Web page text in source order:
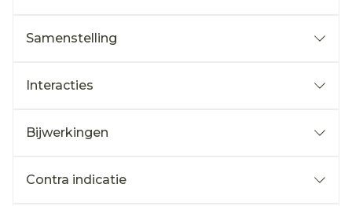
Samenstelling
Interacties
Bijwerkingen
Contra indicatie